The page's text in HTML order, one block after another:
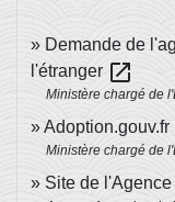
Demande de
l'étranger open_in_new
Ministère chargé de
Adoption.gouv.fr
Ministère chargé de
Site de